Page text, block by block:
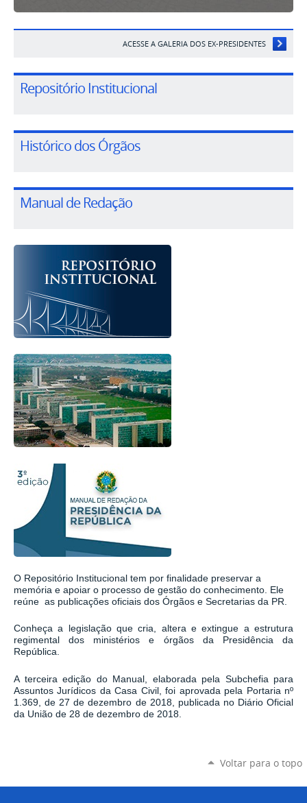
ACESSE A GALERIA DOS EX-PRESIDENTES
Repositório Institucional
Histórico dos Órgãos
Manual de Redação
O Repositório Institucional tem por finalidade preservar a
memória e apoiar o processo de gestão do conhecimento. Ele
reúne as publicações oficiais dos Órgãos e Secretarias da PR.
Conheça a legislação que cria, altera e extingue a estrutura
regimental dos ministérios e órgãos da Presidência da
República.
A terceira edição do Manual, elaborada pela Subchefia para
Assuntos Jurídicos da Casa Civil, foi aprovada pela Portaria nº
1.369, de 27 de dezembro de 2018 , publicada no Diário Oficial
da União de 28 de dezembro de 2018.
Voltar para o topo